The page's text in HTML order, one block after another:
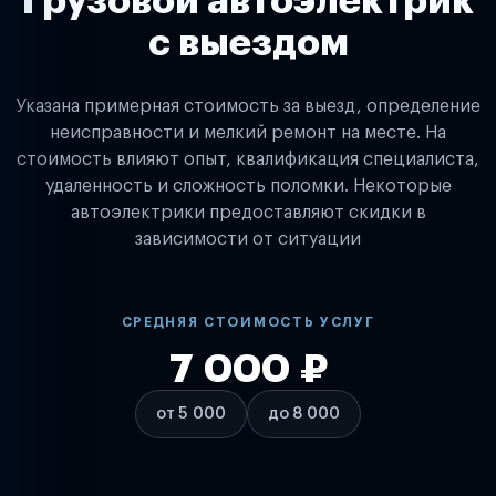
с выездом
Указана примерная стоимость за выезд, определение
неисправности и мелкий ремонт на месте. На
стоимость влияют опыт, квалификация специалиста,
удаленность и сложность поломки. Некоторые
автоэлектрики предоставляют скидки в
зависимости от ситуации
СРЕДНЯЯ СТОИМОСТЬ УСЛУГ
от 5 000
7 000 ₽
до 8 000